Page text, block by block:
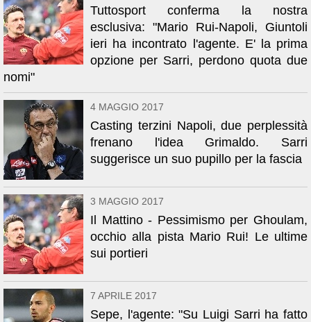
Tuttosport conferma la nostra
esclusiva: "Mario Rui-Napoli, Giuntoli
ieri ha incontrato l'agente. E' la prima
opzione per Sarri, perdono quota due
nomi"
4 MAGGIO 2017
Casting terzini Napoli, due perplessità
frenano l'idea Grimaldo. Sarri
suggerisce un suo pupillo per la fascia
3 MAGGIO 2017
Il Mattino - Pessimismo per Ghoulam,
occhio alla pista Mario Rui! Le ultime
sui portieri
7 APRILE 2017
Sepe, l'agente: "Su Luigi Sarri ha fatto